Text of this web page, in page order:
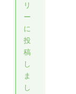
リ
ー
に
投
稿
し
ま
し